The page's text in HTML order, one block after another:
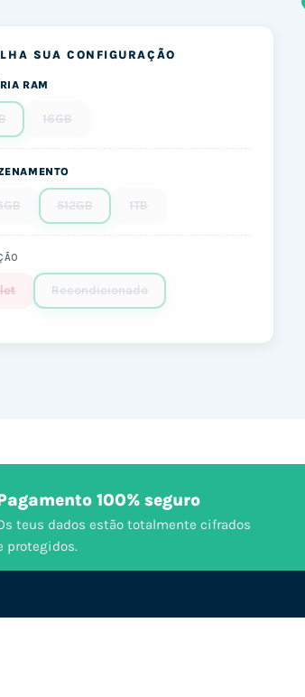
SUA CONFIGURAÇÃO
RAM
16GB
512GB 1TB
Recondicionado
100% seguro
teus dados estão totalmente cifrados
protegidos.